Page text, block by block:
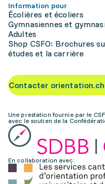
Information pour
Écolières et écoliers
Gymnasiennes et
Adultes
Shop CSFO: Brochures
études et la carrière
Contacter orientation.ch
Une prestation fournie par le
avec le soutien de la
En collaboration avec: